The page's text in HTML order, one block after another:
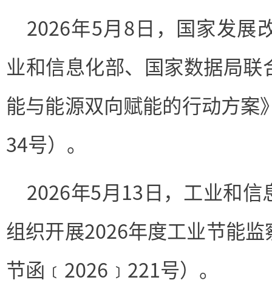
2026年5月8日，国家发展
业和信息化部、国家数据局
能与能源双向赋能的行动方案
34号）。
2026年5月13日，工业和信
组织开展2026年度工业节能
节函﹝2026﹞221号）。